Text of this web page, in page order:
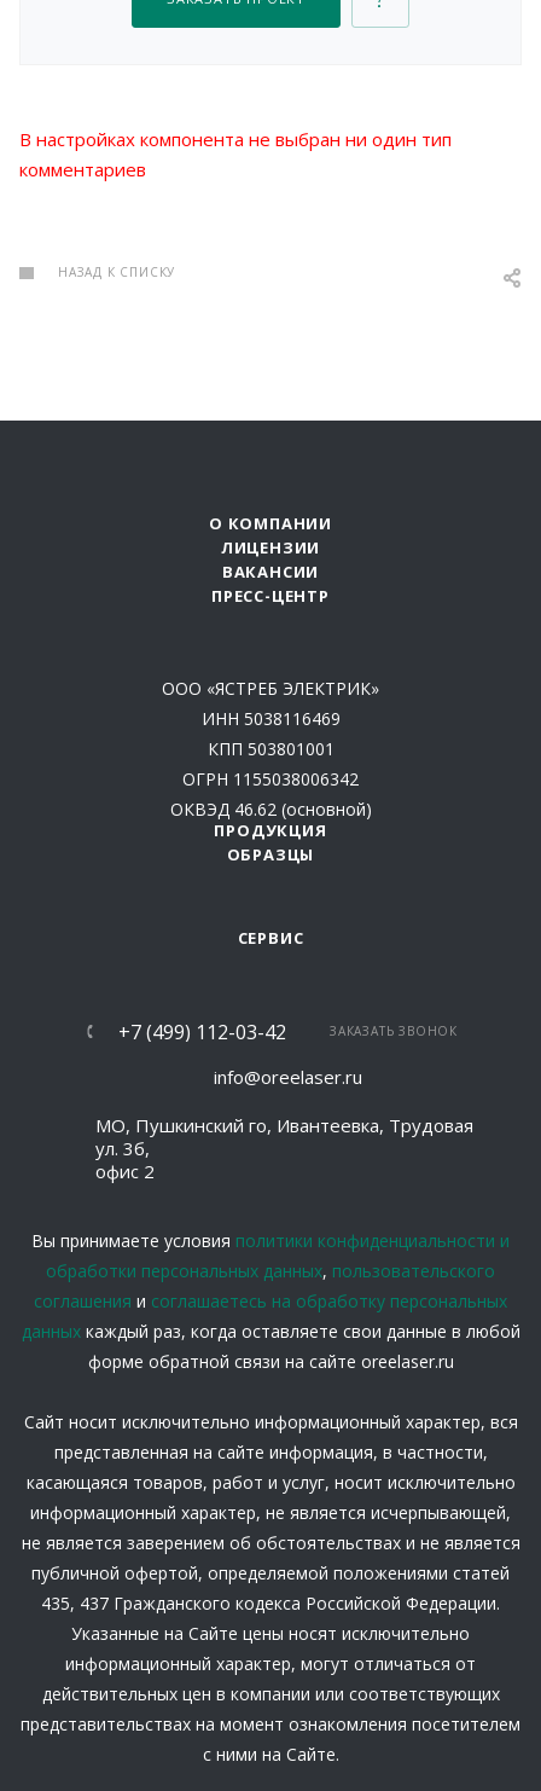
В настройках компонента не выбран ни один тип
комментариев
НАЗАД К СПИСКУ
О КОМПАНИИ
ЛИЦЕНЗИИ
ВАКАНСИИ
ПРЕСС-ЦЕНТР
ООО «ЯСТРЕБ ЭЛЕКТРИК»
ИНН 5038116469
КПП 503801001
ОГРН 1155038006342
ОКВЭД 46.62 (основной)
ПРОДУКЦИЯ
ОБРАЗЦЫ
СЕРВИС
+7 (499) 112-03-42 ЗАКАЗАТЬ ЗВОНОК
info@oreelaser.ru
МО, Пушкинский го, Ивантеевка, Трудовая
ул. 3б,
офис 2
Вы принимаете условия политики конфиденциальности и
обработки персональных данных, пользовательского
соглашения и соглашаетесь на обработку персональных
данныхкаждый раз, когда оставляете свои данные в любой
форме обратной связи на сайте oreelaser.ru
Сайт носит исключительно информационный характер, вся
представленная на сайте информация, в частности,
касающаяся товаров, работ и услуг, носит исключительно
информационный характер, не является исчерпывающей,
не является заверением об обстоятельствах и не является
публичной офертой, определяемой положениями статей
435, 437 Гражданского кодекса Российской Федерации.
Указанные на Сайте цены носят исключительно
информационный характер, могут отличаться от
действительных цен в компании или соответствующих
представительствах на момент ознакомления посетителем
с ними на Сайте.